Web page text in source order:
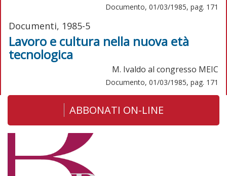
Documento, 01/03/1985, pag. 171
Documenti, 1985-5
Lavoro e cultura nella nuova età
tecnologica
M. Ivaldo al congresso MEIC
Documento, 01/03/1985, pag. 171
ABBONATI ON-LINE